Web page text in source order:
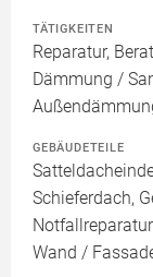
TÄTIGKEITEN
Reparatur,
Dämmung /
GEBÄUDETEILE
Schieferdach,
Wand /